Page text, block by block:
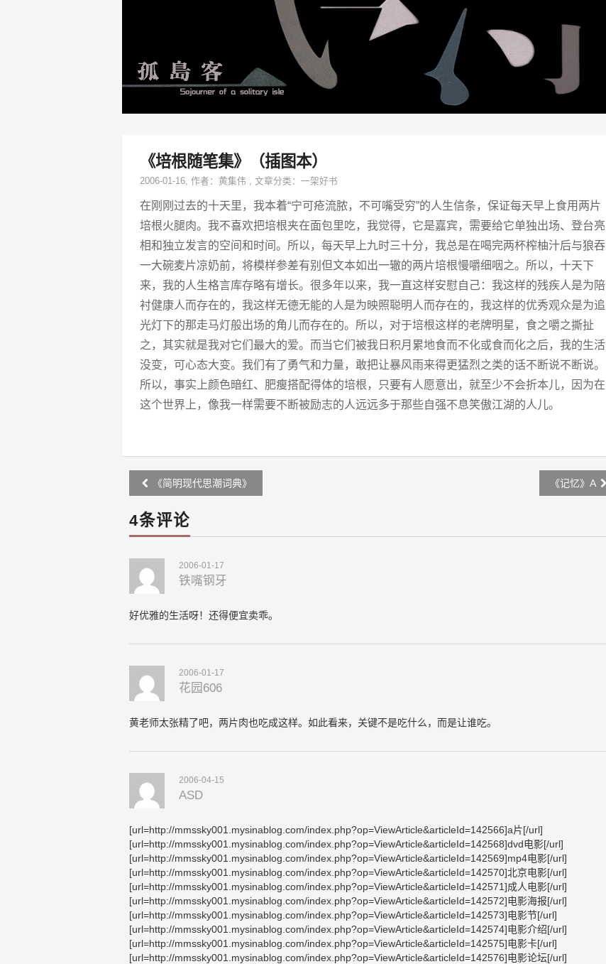
《培根随笔集》（插图本）
2006-01-16, 作者： 黄集伟 , 文章分类： 一架好书
在刚刚过去的十天里，我本着“宁可疮流脓，不可嘴受穷”的人生信条，保证每天早上食用两片
培根火腿肉。我不喜欢把培根夹在面包里吃，我觉得，它是嘉宾，需要给它单独出场、登台亮
相和独立发言的空间和时间。所以，每天早上九时三十分，我总是在喝完两杯榨柚汁后与狼吞
一大碗麦片凉奶前，将模样参差有别但文本如出一辙的两片培根慢嚼细咽之。所以，十天下
来，我的人生格言库存略有增长。很多年以来，我一直这样安慰自己：我这样的残疾人是为陪
衬健康人而存在的，我这样无德无能的人是为映照聪明人而存在的，我这样的优秀观众是为追
光灯下的那走马灯般出场的角儿而存在的。所以，对于培根这样的老牌明星，食之嚼之撕扯
之，其实就是我对它们最大的爱。而当它们被我日积月累地食而不化或食而化之后，我的生活
没变，可心态大变。我们有了勇气和力量，敢把让暴风雨来得更猛烈之类的话不断说不断说。
所以，事实上颜色暗红、肥瘦搭配得体的培根，只要有人愿意出，就至少不会折本儿，因为在
这个世界上，像我一样需要不断被励志的人远远多于那些自强不息笑傲江湖的人儿。
Post
navigation
《简明现代思潮词典》 《记忆》A
4条评论
2006-01-17
铁嘴钢牙
好优雅的生活呀！还得便宜卖乖。
2006-01-17
花园606
黄老师太张精了吧，两片肉也吃成这样。如此看来，关键不是吃什么，而是让谁吃。
2006-04-15
ASD
[url=http://mmssky001.mysinablog.com/index.php?op=ViewArticle&articleId=142566]a片[/url]
[url=http://mmssky001.mysinablog.com/index.php?op=ViewArticle&articleId=142568]dvd电影[/url]
[url=http://mmssky001.mysinablog.com/index.php?op=ViewArticle&articleId=142569]mp4电影[/url]
[url=http://mmssky001.mysinablog.com/index.php?op=ViewArticle&articleId=142570]北京电影[/url]
[url=http://mmssky001.mysinablog.com/index.php?op=ViewArticle&articleId=142571]成人电影[/url]
[url=http://mmssky001.mysinablog.com/index.php?op=ViewArticle&articleId=142572]电影海报[/url]
[url=http://mmssky001.mysinablog.com/index.php?op=ViewArticle&articleId=142573]电影节[/url]
[url=http://mmssky001.mysinablog.com/index.php?op=ViewArticle&articleId=142574]电影介绍[/url]
[url=http://mmssky001.mysinablog.com/index.php?op=ViewArticle&articleId=142575]电影卡[/url]
[url=http://mmssky001.mysinablog.com/index.php?op=ViewArticle&articleId=142576]电影论坛[/url]